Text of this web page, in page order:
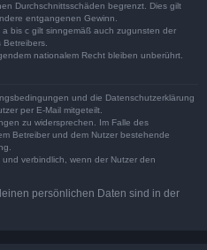
Durchschnittsschäden begrenzt. Dies gilt
entgangenen Gewinn.
bis c gilt sinngemäß auch zugunsten der
nationalem Recht bleiben unberührt.
und die Datenschutzerklärung
per E-Mail mitgeteilt.
zu widersprechen. Im Falle des
Betreiber und dem Nutzer bestehende
verbindlich, wenn der Nutzer den
persönlichen Daten sind in der